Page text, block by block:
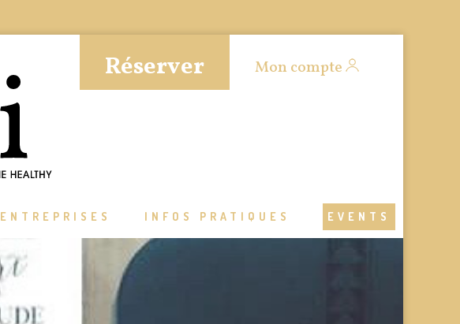
Réserver Mon compte
ENTREPRISES INFOS PRATIQUES EVENTS